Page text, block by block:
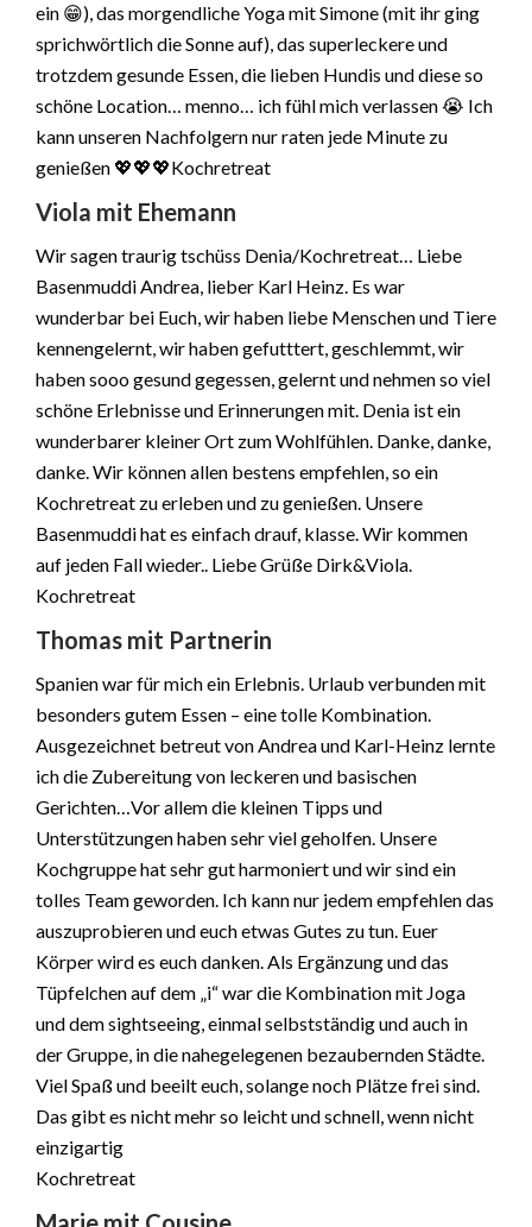
ein 😁), das morgendliche Yoga mit Simone (mit ihr ging
sprichwörtlich die Sonne auf), das superleckere und
trotzdem gesunde Essen, die lieben Hundis und diese so
schöne Location… menno… ich fühl mich verlassen 😭 Ich
kann unseren Nachfolgern nur raten jede Minute zu
genießen 💖💖💖Kochretreat
Viola mit Ehemann
Wir sagen traurig tschüss Denia/Kochretreat… Liebe
Basenmuddi Andrea, lieber Karl Heinz. Es war
wunderbar bei Euch, wir haben liebe Menschen und Tiere
kennengelernt, wir haben gefutttert, geschlemmt, wir
haben sooo gesund gegessen, gelernt und nehmen so viel
schöne Erlebnisse und Erinnerungen mit. Denia ist ein
wunderbarer kleiner Ort zum Wohlfühlen. Danke, danke,
danke. Wir können allen bestens empfehlen, so ein
Kochretreat zu erleben und zu genießen. Unsere
Basenmuddi hat es einfach drauf, klasse. Wir kommen
auf jeden Fall wieder.. Liebe Grüße Dirk&Viola.
Kochretreat
Thomas mit Partnerin
Spanien war für mich ein Erlebnis. Urlaub verbunden mit
besonders gutem Essen – eine tolle Kombination.
Ausgezeichnet betreut von Andrea und Karl-Heinz lernte
ich die Zubereitung von leckeren und basischen
Gerichten…Vor allem die kleinen Tipps und
Unterstützungen haben sehr viel geholfen. Unsere
Kochgruppe hat sehr gut harmoniert und wir sind ein
tolles Team geworden. Ich kann nur jedem empfehlen das
auszuprobieren und euch etwas Gutes zu tun. Euer
Körper wird es euch danken. Als Ergänzung und das
Tüpfelchen auf dem „i“ war die Kombination mit Joga
und dem sightseeing, einmal selbstständig und auch in
der Gruppe, in die nahegelegenen bezaubernden Städte.
Viel Spaß und beeilt euch, solange noch Plätze frei sind.
Das gibt es nicht mehr so leicht und schnell, wenn nicht
einzigartig
Kochretreat